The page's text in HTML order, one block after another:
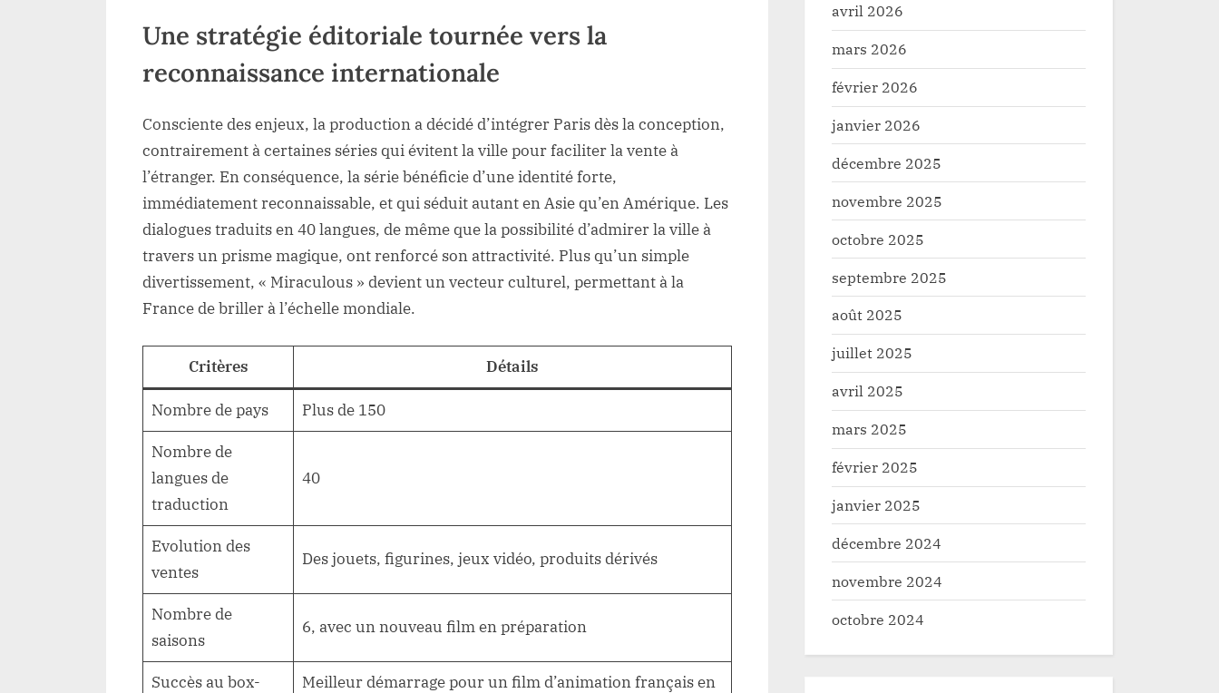
Une stratégie éditoriale tournée vers la
reconnaissance internationale
Consciente des enjeux, la production a décidé d’intégrer Paris dès la conception,
contrairement à certaines séries qui évitent la ville pour faciliter la vente à
l’étranger. En conséquence, la série bénéficie d’une identité forte,
immédiatement reconnaissable, et qui séduit autant en Asie qu’en Amérique. Les
dialogues traduits en 40 langues, de même que la possibilité d’admirer la ville à
travers un prisme magique, ont renforcé son attractivité. Plus qu’un simple
divertissement, « Miraculous » devient un vecteur culturel, permettant à la
France de briller à l’échelle mondiale.
Critères Détails
Nombre de pays Plus de 150
Nombre de
langues de
traduction
40
Evolution des
ventes
Des jouets, figurines, jeux vidéo, produits dérivés
Nombre de
saisons
6, avec un nouveau film en préparation
Succès au box-
Meilleur démarrage pour un film d’animation français en
avril 2026
mars 2026
février 2026
janvier 2026
décembre 2025
novembre 2025
octobre 2025
septembre 2025
août 2025
juillet 2025
avril 2025
mars 2025
février 2025
janvier 2025
décembre 2024
novembre 2024
octobre 2024